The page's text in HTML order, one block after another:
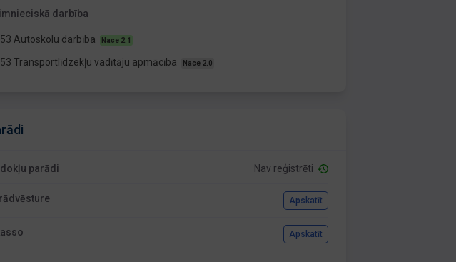
darbība
Autoskolu darbība Nace 2.1
Transportlīdzekļu vadītāju apmācība Nace 2.0
parādi Nav reģistrēti
Apskatīt
Apskatīt